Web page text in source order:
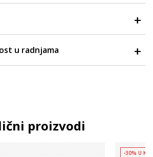
u radnjama
proizvodi
-30% U